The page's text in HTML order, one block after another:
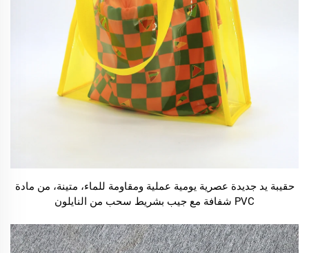
حقيبة يد جديدة عصرية يومية عملية ومقاومة للماء، متينة، من مادة
PVC شفافة مع جيب بشريط سحب من النايلون